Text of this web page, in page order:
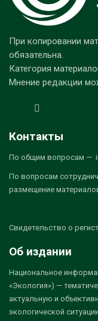
При копировании
обязательна.
Категория
Мнение редакции
Контакты
По общим вопросам —
По вопросам
размещение
Свидетельство о
Об издании
Национальное
«Экология») —
актуальную и
экологической